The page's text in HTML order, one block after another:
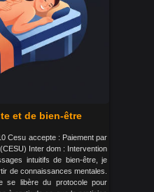
et de bien-être
Cesu accepte : Paiement par
Inter dom : Intervention
intuitifs de bien-être, je
de connaissances mentales.
se libère du protocole pour